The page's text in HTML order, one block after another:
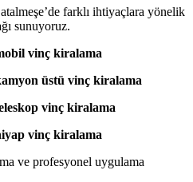
farklı ihtiyaçlara yönelik
sunuyoruz.
vinç kiralama
üstü vinç kiralama
vinç kiralama
vinç kiralama
ve profesyonel uygulama